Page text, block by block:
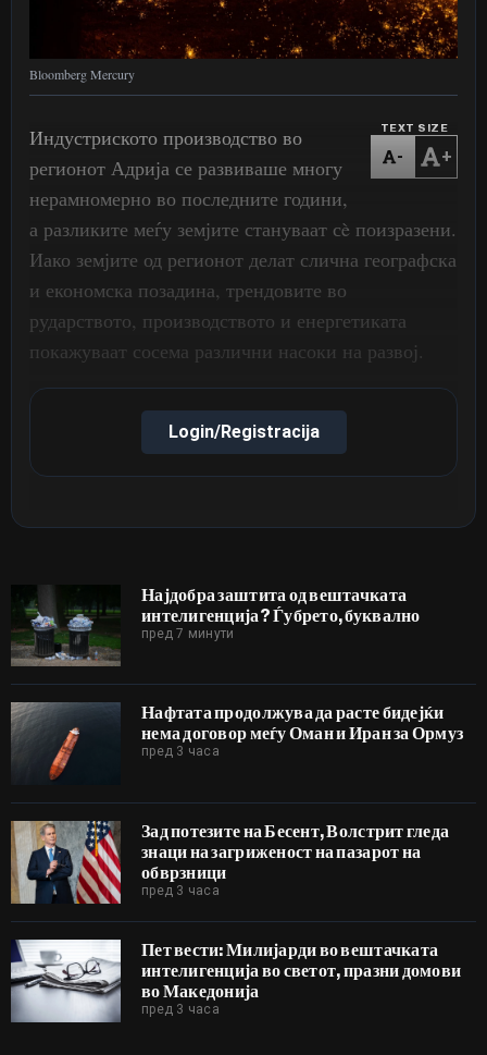
Bloomberg Mercury
TEXT SIZE
- +
Индустриското производство во
регионот Адрија се развиваше многу
нерамномерно во последните години,
а разликите меѓу земјите стануваат сè поизразени.
Иако земјите од регионот делат слична географска
и економска позадина, трендовите во
рударството, производството и енергетиката
покажуваат сосема различни насоки на развој.
Login/Registracija
Најдобра заштита од вештачката
интелигенција? Ѓубрето, буквално
пред 7 минути
Нафтата продолжува да расте бидејќи
нема договор меѓу Оман и Иран за Ормуз
пред 3 часа
Зад потезите на Бесент, Волстрит гледа
знаци на загриженост на пазарот на
обврзници
пред 3 часа
Пет вести: Милијарди во вештачката
интелигенција во светот, празни домови
во Македонија
пред 3 часа